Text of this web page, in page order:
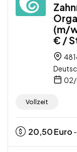
(m/
€ /
Vollzeit
20,50Euro -